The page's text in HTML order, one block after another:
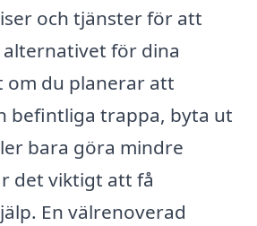
och tjänster för att
för dina
om du planerar att
befintliga trappa, byta ut
bara göra mindre
det viktigt att få
En välrenoverad